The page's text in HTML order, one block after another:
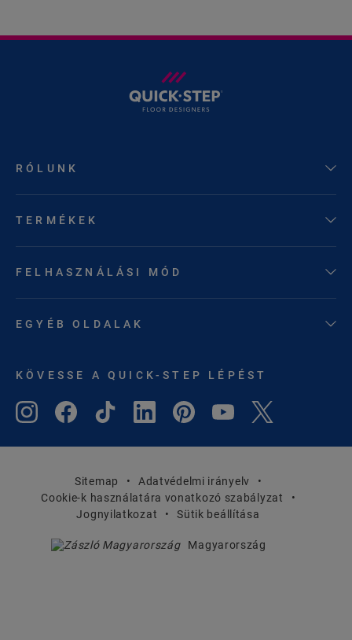
RÓLUNK
TERMÉKEK
FELHASZNÁLÁSI MÓD
EGYÉB OLDALAK
KÖVESSE A QUICK-STEP LÉPÉST
Sitemap
Adatvédelmi irányelv
Cookie-k használatára vonatkozó szabályzat
Jognyilatkozat
Sütik beállítása
Magyarország